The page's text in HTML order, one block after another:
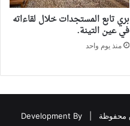
بري تابع المستجدات خلال لقاءاته
في عين التينة.
منذ يوم واحد
Development By